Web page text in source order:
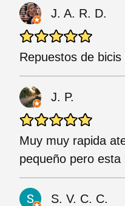
J. A. R. D.
Repuestos de
J. P.
Muy muy rapida
pequeño pero esta
S. V. C. C.